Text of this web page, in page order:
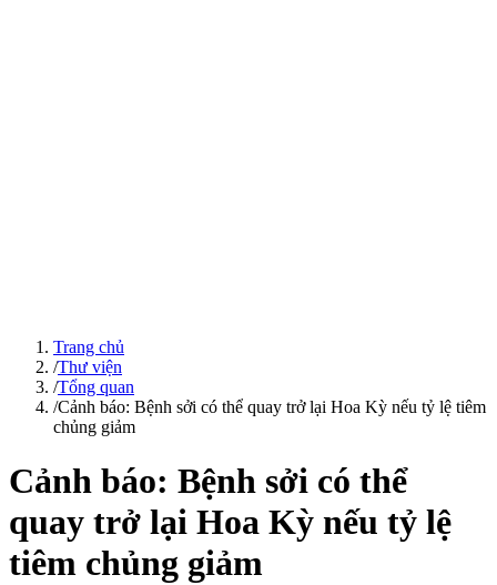
Trang chủ
/Thư viện
/Tổng quan
/Cảnh báo: Bệnh sởi có thể quay trở lại Hoa Kỳ nếu tỷ lệ tiêm
chủng giảm
Cảnh báo: Bệnh sởi có thể
quay trở lại Hoa Kỳ nếu tỷ lệ
tiêm chủng giảm